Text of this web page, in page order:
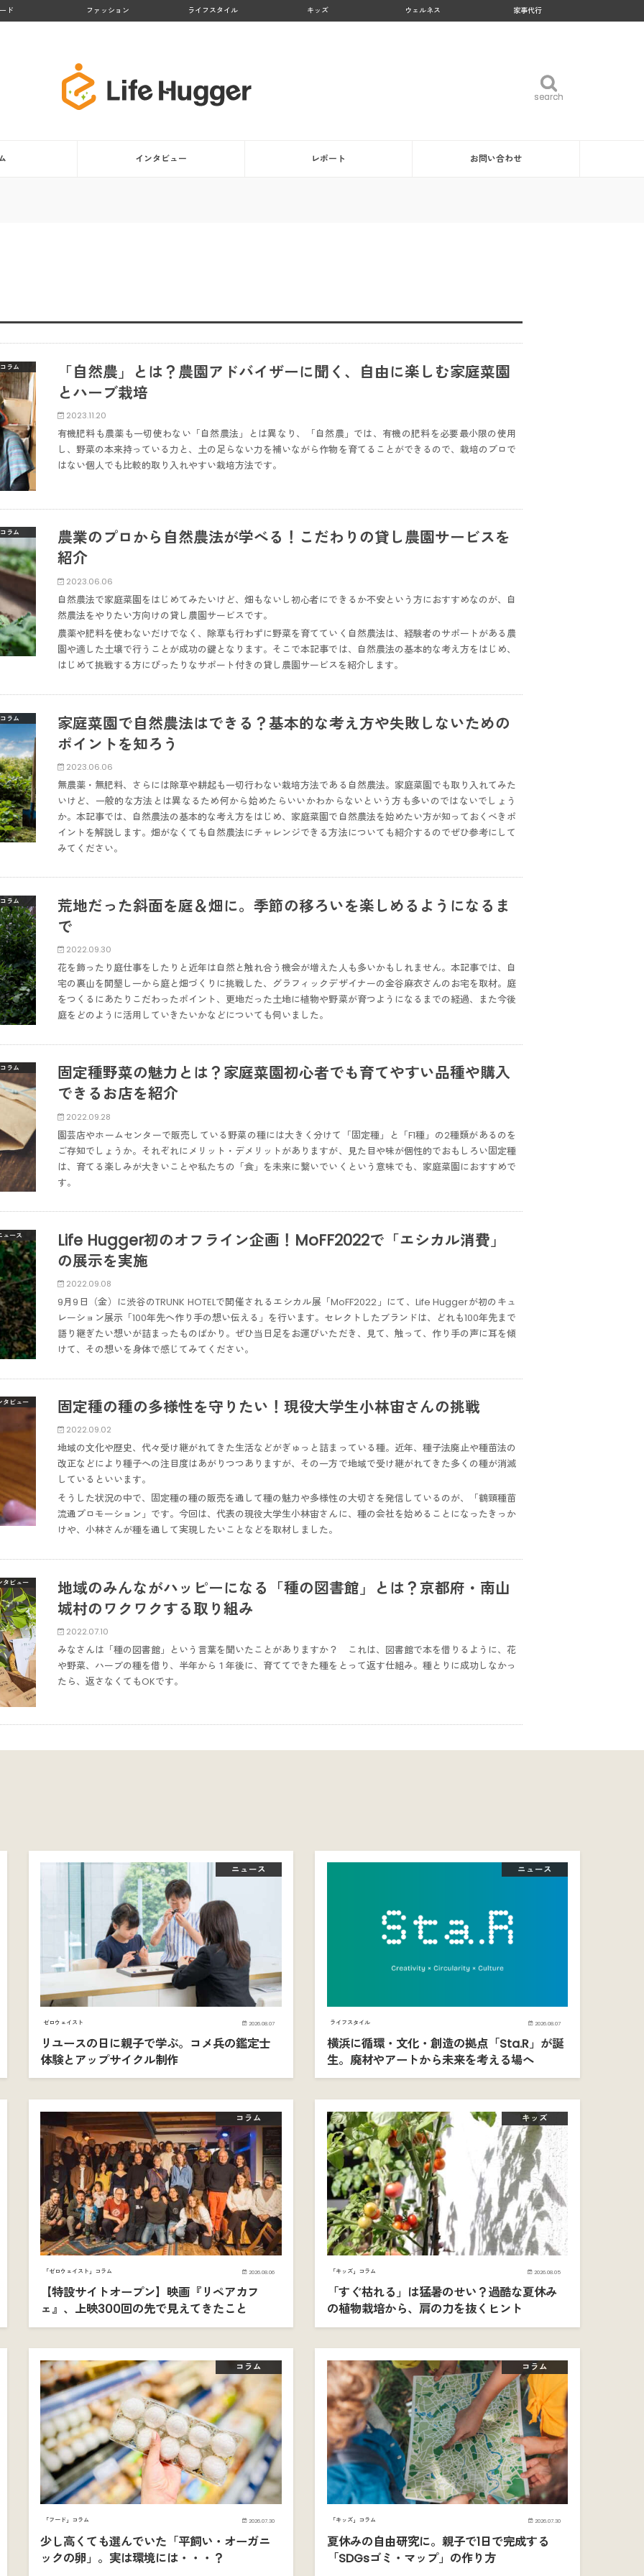
ド ファッション ライフスタイル キッズ ウェルネス 家事代行
search
search
インタビュー レポート お問い合わせ
コラム
「自然農」とは？農園アドバイザーに聞く、自由に楽しむ家庭菜園
とハーブ栽培
2023.11.20
有機肥料も農薬も一切使わない「自然農法」とは異なり、「自然農」では、有機の肥料を必要最小限の使用
し、野菜の本来持っている力と、土の足らない力を補いながら作物を育てることができるので、栽培のプロで
はない個人でも比較的取り入れやすい栽培方法です。
コラム
農業のプロから自然農法が学べる！こだわりの貸し農園サービスを
紹介
2023.06.06
自然農法で家庭菜園をはじめてみたいけど、畑もないし初心者にできるか不安という方におすすめなのが、自
然農法をやりたい方向けの貸し農園サービスです。
農薬や肥料を使わないだけでなく、除草も行わずに野菜を育てていく自然農法は、経験者のサポートがある農
園や適した土壌で行うことが成功の鍵となります。そこで本記事では、自然農法の基本的な考え方をはじめ、
はじめて挑戦する方にぴったりなサポート付きの貸し農園サービスを紹介します。
コラム
家庭菜園で自然農法はできる？基本的な考え方や失敗しないための
ポイントを知ろう
2023.06.06
無農薬・無肥料、さらには除草や耕起も一切行わない栽培方法である自然農法。家庭菜園でも取り入れてみた
いけど、一般的な方法とは異なるため何から始めたらいいかわからないという方も多いのではないでしょう
か。本記事では、自然農法の基本的な考え方をはじめ、家庭菜園で自然農法を始めたい方が知っておくべきポ
イントを解説します。畑がなくても自然農法にチャレンジできる方法についても紹介するのでぜひ参考にして
みてください。
コラム
荒地だった斜面を庭＆畑に。季節の移ろいを楽しめるようになるま
で
2022.09.30
花を飾ったり庭仕事をしたりと近年は自然と触れ合う機会が増えた人も多いかもしれません。本記事では、自
宅の裏山を開墾し一から庭と畑づくりに挑戦した、グラフィックデザイナーの金谷麻衣さんのお宅を取材。庭
をつくるにあたりこだわったポイント、更地だった土地に植物や野菜が育つようになるまでの経過、また今後
庭をどのように活用していきたいかなどについても伺いました。
コラム
固定種野菜の魅力とは？家庭菜園初心者でも育てやすい品種や購入
できるお店を紹介
2022.09.28
園芸店やホームセンターで販売している野菜の種には大きく分けて「固定種」と「F1種」の2種類があるのを
ご存知でしょうか。それぞれにメリット・デメリットがありますが、見た目や味が個性的でおもしろい固定種
は、育てる楽しみが大きいことや私たちの「食」を未来に繋いでいくという意味でも、家庭菜園におすすめで
す。
ュース
Life Hugger初のオフライン企画！MoFF2022で「エシカル消費」
の展示を実施
2022.09.08
9月9日（金）に渋谷のTRUNK HOTELで開催されるエシカル展「MoFF2022」にて、Life Huggerが初のキュ
レーション展示「100年先へ作り手の想い伝える」を行います。セレクトしたブランドは、どれも100年先まで
語り継ぎたい想いが詰まったものばかり。ぜひ当日足をお運びいただき、見て、触って、作り手の声に耳を傾
けて、その想いを身体で感じてみてください。
タビュー 固定種の種の多様性を守りたい！現役大学生小林宙さんの挑戦
2022.09.02
地域の文化や歴史、代々受け継がれてきた生活などがぎゅっと詰まっている種。近年、種子法廃止や種苗法の
改正などにより種子への注目度はあがりつつありますが、その一方で地域で受け継がれてきた多くの種が消滅
しているといいます。
そうした状況の中で、固定種の種の販売を通して種の魅力や多様性の大切さを発信しているのが、「鶴頸種苗
流通プロモーション」です。今回は、代表の現役大学生小林宙さんに、種の会社を始めることになったきっか
けや、小林さんが種を通して実現したいことなどを取材しました。
タビュー
地域のみんながハッピーになる「種の図書館」とは？京都府・南山
城村のワクワクする取り組み
2022.07.10
みなさんは「種の図書館」という言葉を聞いたことがありますか？ これは、図書館で本を借りるように、花
や野菜、ハーブの種を借り、半年から１年後に、育ててできた種をとって返す仕組み。種とりに成功しなかっ
たら、返さなくてもOKです。
ニュース
ゼロウェイスト 2026.08.07
リユースの日に親子で学ぶ。コメ兵の鑑定士
体験とアップサイクル制作
ニュース
ライフスタイル 2026.08.07
横浜に循環・文化・創造の拠点「Sta.R」が誕
生。廃材やアートから未来を考える場へ
コラム
「ゼロウェイスト」コラム 2026.08.06
【特設サイトオープン】映画『リペアカフ
ェ』、上映300回の先で見えてきたこと
キッズ
「キッズ」コラム 2026.08.05
「すぐ枯れる」は猛暑のせい？過酷な夏休み
の植物栽培から、肩の力を抜くヒント
コラム
「フード」コラム 2026.07.30
少し高くても選んでいた「平飼い・オーガニ
ックの卵」。実は環境には・・・？
コラム
「キッズ」コラム 2026.07.30
夏休みの自由研究に。親子で1日で完成する
「SDGsゴミ・マップ」の作り方